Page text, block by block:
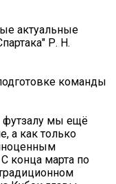
актуальные
Р. Н.
команды
футзалу мы ещё
а как только
конца марта по